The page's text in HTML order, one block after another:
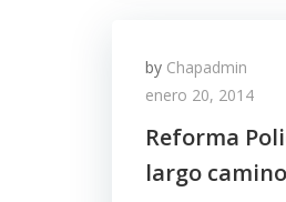
by Chapadmin
enero 20, 2014
Reforma
largo camino